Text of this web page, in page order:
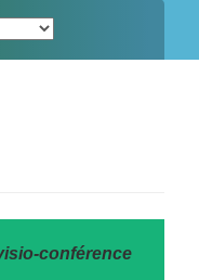
conférence